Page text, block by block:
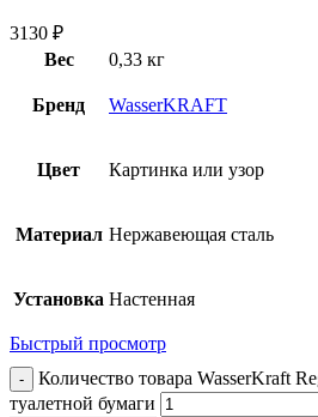
3130 ₽
Вес
0,33 кг
Бренд WasserKRAFT
Цвет Картинка или узор
Материал Нержавеющая сталь
Установка Настенная
Быстрый просмотр
Количество товара WasserKraft
туалетной бумаги